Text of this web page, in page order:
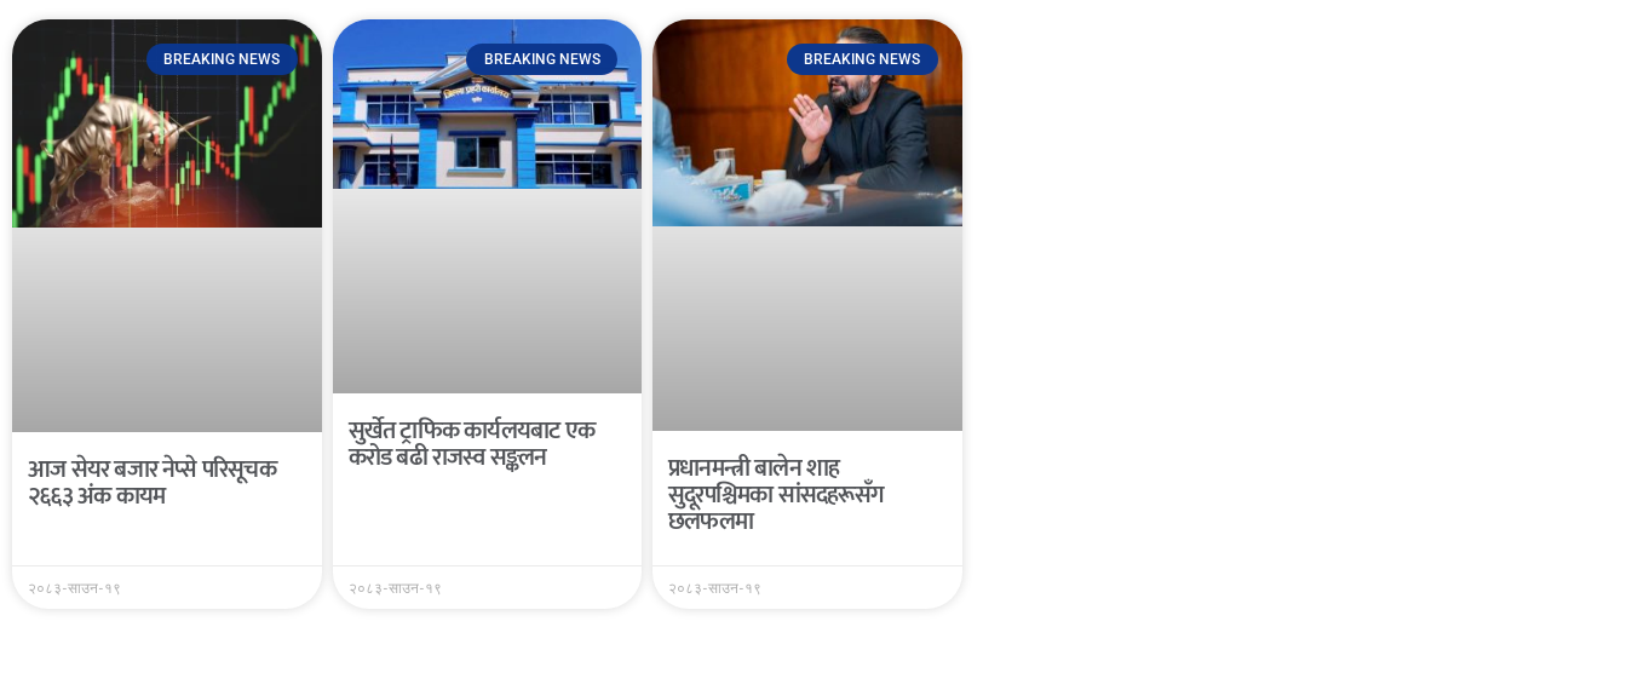
BREAKING NEWS
आज सेयर बजार नेप्से परिसूचक
२६६३ अंक कायम
२०८३-साउन-१९
BREAKING NEWS
सुर्खेत ट्राफिक कार्यलयबाट एक
करोड बढी राजस्व सङ्कलन
२०८३-साउन-१९
BREAKING NEWS
प्रधानमन्त्री बालेन शाह
सुदूरपश्चिमका सांसदहरूसँग
छलफलमा
२०८३-साउन-१९